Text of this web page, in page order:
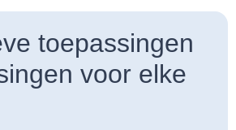
toepassingen
voor elke